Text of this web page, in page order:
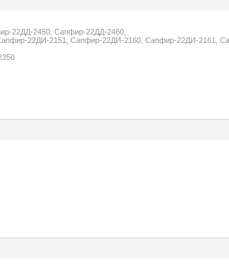
22ДД-2450, Сапфир-22ДД-2460,
22ДИ-2151, Сапфир-22ДИ-2160, Сапфир-22ДИ-2161,